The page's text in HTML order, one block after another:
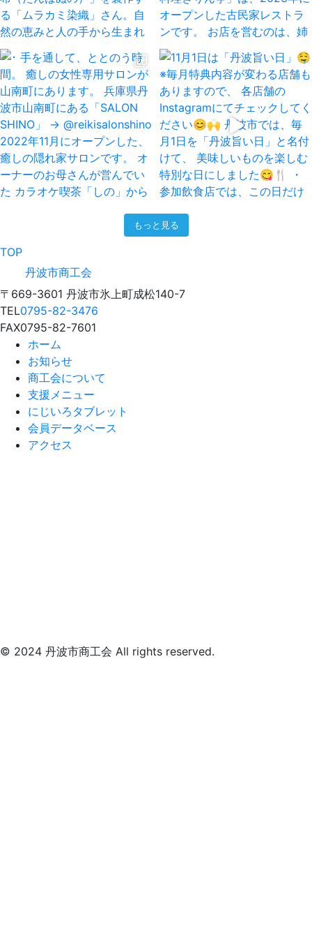
もっと見る
TOP
丹波市商工会
〒669-3601 丹波市氷上町成松140-7
TEL0795-82-3476
FAX0795-82-7601
ホーム
お知らせ
商工会について
支援メニュー
にじいろタブレット
会員データベース
アクセス
© 2024 丹波市商工会 All rights reserved.